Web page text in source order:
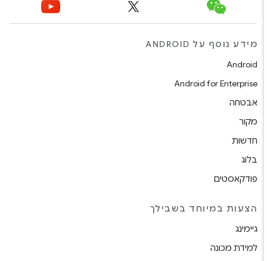
מידע נוסף על ANDROID
Android
Android for Enterprise
אבטחה
מקור
חדשות
בלוג
פודקאסטים
הצעות במיוחד בשבילך
גיימינג
למידת מכונה